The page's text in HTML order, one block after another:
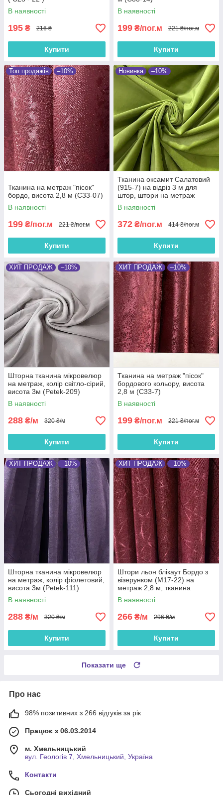
В наявності
195 ₴ 216 ₴
Купити
В наявності
199 ₴/пог.м 221 ₴/пог.м
Купити
Топ продажів –10%
Тканина на метраж "пісок"
бордо, висота 2,8 м (С33-07)
В наявності
199 ₴/пог.м 221 ₴/пог.м
Купити
Новинка –10%
Тканина оксамит Салатовий
(915-7) на відріз 3 м для
штор, штори на метраж
оксамитові, відрізні портьєри
В наявності
372 ₴/пог.м 414 ₴/пог.м
Купити
ХИТ ПРОДАЖ –10%
Шторна тканина мікровелюр
на метраж, колір світло-сірий,
висота 3м (Petek-209)
В наявності
288 ₴/м 320 ₴/м
Купити
ХИТ ПРОДАЖ –10%
Тканина на метраж "пісок"
бордового кольору, висота
2,8 м (С33-7)
В наявності
199 ₴/пог.м 221 ₴/пог.м
Купити
ХИТ ПРОДАЖ –10%
Шторна тканина мікровелюр
на метраж, колір фіолетовий,
висота 3м (Petek-111)
В наявності
288 ₴/м 320 ₴/м
Купити
ХИТ ПРОДАЖ –10%
Штори льон блікаут Бордо з
візерунком (M17-22) на
метраж 2,8 м, тканина
blackout шторна, портьєри в
зал, спальню
В наявності
266 ₴/м 296 ₴/м
Купити
Показати ще
Про нас
98% позитивних з 266 відгуків за рік
Працює з 06.03.2014
м. Хмельницький
вул. Геологів 7, Хмельницький, Україна
Контакти
Сьогодні вихідний